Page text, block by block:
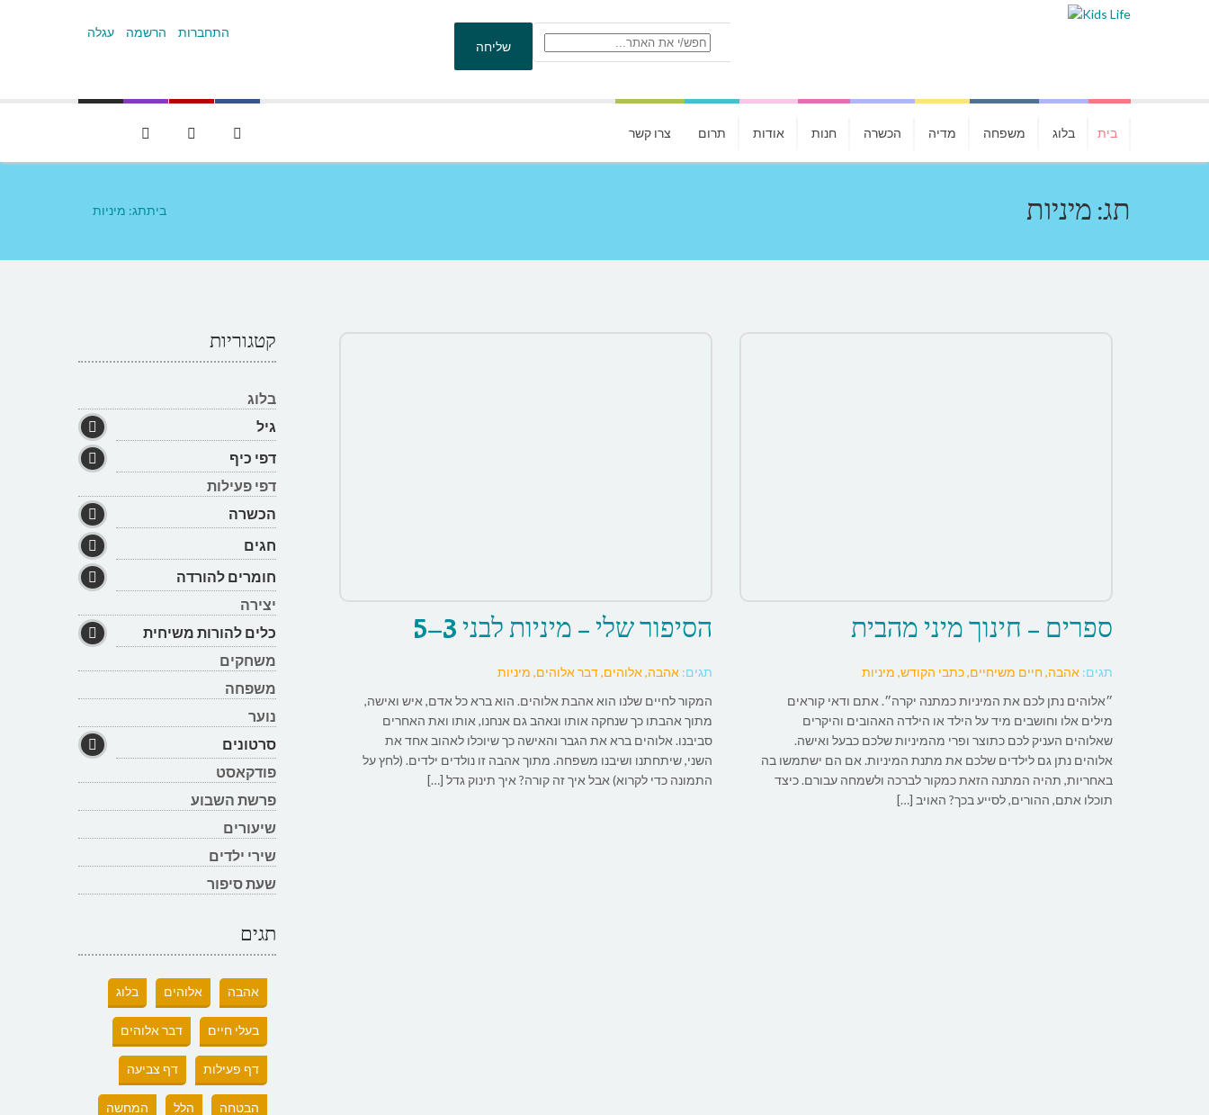
התחברות הרשמה עגלה
בית בלוג משפחה מדיה הכשרה חנות אודות תרום צרו קשר
תג: מיניות ביתתג: מיניות
הסיפור שלי – מיניות לבני 5-3
תגים:אהבה, אלוהים, דבר אלוהים, מיניות
המקור לחיים שלנו הוא אהבת אלוהים. הוא ברא כל אדם, איש ואישה,
מתוך אהבתו כך שנחקה אותו ונאהב גם אנחנו, אותו ואת האחרים
סביבנו. אלוהים ברא את הגבר והאישה כך שיוכלו לאהוב אחד את
השני, שיתחתנו ושיבנו משפחה. מתוך אהבה זו נולדים ילדים. (לחץ על
התמונה כדי לקרוא) אבל איך זה קורה? איך תינוק גדל […]
ספרים – חינוך מיני מהבית
תגים:אהבה, חיים משיחיים, כתבי הקודש, מיניות
״אלוהים נתן לכם את המיניות כמתנה יקרה״. אתם ודאי קוראים
מילים אלו וחושבים מיד על הילד או הילדה האהובים והיקרים
שאלוהים העניק לכם כתוצר ופרי מהמיניות שלכם כבעל ואישה.
אלוהים נתן גם לילדים שלכם את מתנת המיניות. אם הם ישתמשו בה
באחריות, תהיה המתנה הזאת כמקור לברכה ולשמחה עבורם. כיצד
תוכלו אתם, ההורים, לסייע בכך? האויב […]
קטגוריות
בלוג
גיל
דפי כיף
דפי פעילות
הכשרה
חגים
חומרים להורדה
יצירה
כלים להורות משיחית
משחקים
משפחה
נוער
סרטונים
פודקאסט
פרשת השבוע
שיעורים
שירי ילדים
שעת סיפור
תגים
אהבה אלוהים בלוג
בעלי חיים דבר אלוהים
דף פעילות דף צביעה
הבטחה הלל המחשה